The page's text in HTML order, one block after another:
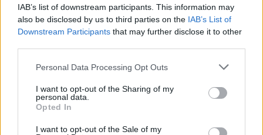
IAB’s list of downstream participants. This information may
also be disclosed by us to third parties on the IAB’s List of
Downstream Participants that may further disclose it to other
Personal Data Processing Opt Outs
I want to opt-out of the Sharing of my
personal data.
Opted In
I want to opt-out of the Sale of my
Ακολουθήστε το E-Radio.gr και στο Instagram
ΔΙΑΦΗΜΙΣΗ